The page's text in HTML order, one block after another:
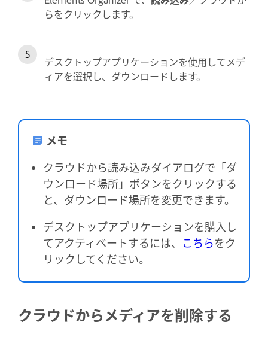
らをクリックします。
デスクトップアプリケーションを使用してメデ
ィアを選択し、ダウンロードします。
メモ
クラウドから読み込みダイアログで「ダ
ウンロード場所」ボタンをクリックする
と、ダウンロード場所を変更できます。
デスクトップアプリケーションを購入し
てアクティベートするには、 こちらをク
リックしてください。
クラウドからメディアを削除する